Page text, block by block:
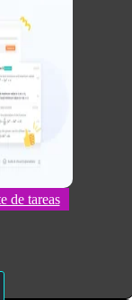
de tareas